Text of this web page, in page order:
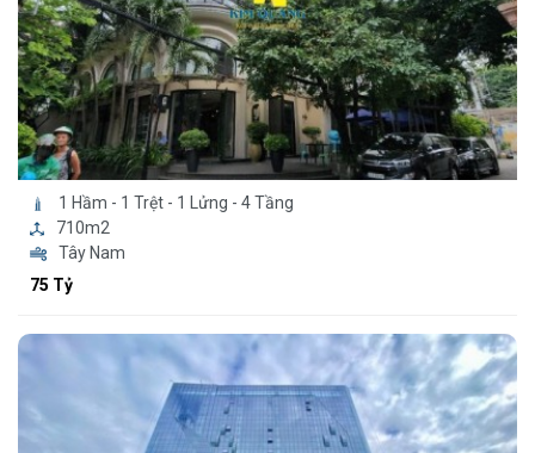
1 Hầm - 1 Trệt - 1 Lửng - 4 Tầng
710m2
Tây Nam
75 Tỷ